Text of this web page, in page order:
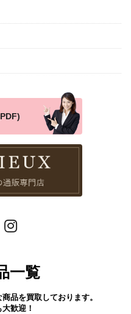
一覧
品を買取しております。
歓迎！